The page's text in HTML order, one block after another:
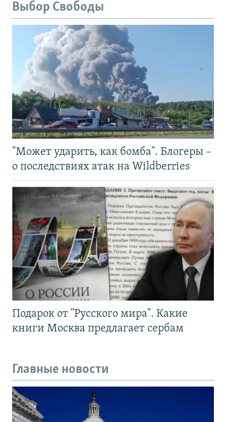
Выбор Свободы
"Может ударить, как бомба". Блогеры –
о последствиях атак на Wildberries
Подарок от "Русского мира". Какие
книги Москва предлагает сербам
Главные новости